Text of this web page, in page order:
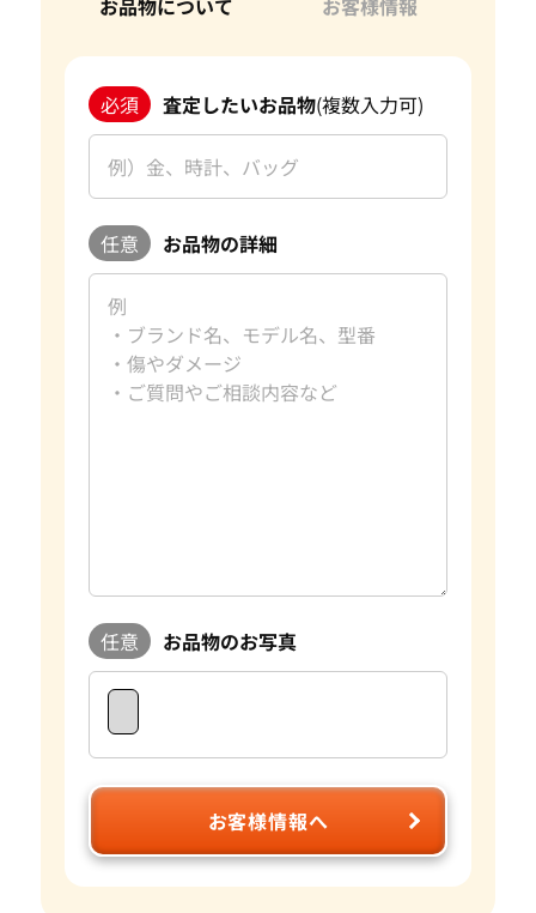
お品物について
お客様情報
必須 査定したいお品物(複数入力可)
任意 お品物の詳細
任意 お品物のお写真
お客様情報へ